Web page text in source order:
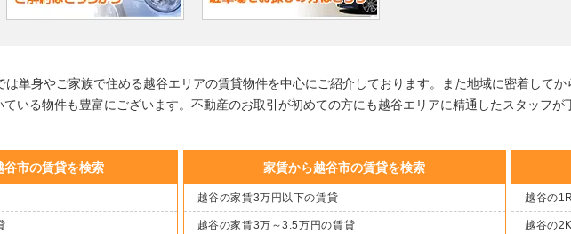
は単身やご家族で住める越谷エリアの賃貸物件を中心にご紹介しております。また地域に密着して
いる物件も豊富にございます。不動産のお取引が初めての方にも越谷エリアに精通したスタッフ
谷市の賃貸を検索 家賃から越谷市の賃貸を検索
越谷の家賃3万円以下の賃貸
越谷の家賃3万～3.5万円の賃貸
越谷の
越谷の